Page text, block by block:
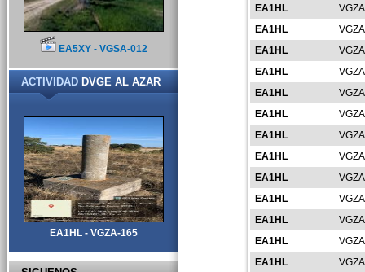
EA1HL
EA1HL
EA1HL
EA1HL
EA1HL
EA1HL
EA1HL
EA1HL
EA1HL
EA1HL
EA1HL
EA1HL
EA1HL
EA5XY - VGSA-012
ACTIVIDADDVGE AL AZAR
EA1HL - VGZA-165